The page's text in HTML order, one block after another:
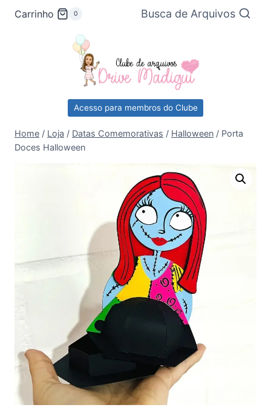
Pular
Carrinho 0 Busca de Arquivos
Acesso para membros do Clube
Home / Loja / Datas Comemorativas / Halloween / Porta
Doces Halloween